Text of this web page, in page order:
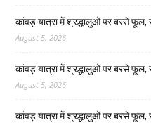
कांवड़ यात्रा में श्रद्धालुओं पर बरसे फूल,
August 5, 2026
कांवड़ यात्रा में श्रद्धालुओं पर बरसे फूल,
August 5, 2026
कांवड़ यात्रा में श्रद्धालुओं पर बरसे फूल,